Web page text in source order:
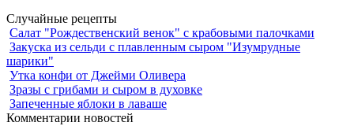
Случайные рецепты
Салат "Рождественский венок" с крабовыми палочками
Закуска из сельди с плавленным сыром "Изумрудные
шарики"
Утка конфи от Джейми Оливера
Зразы с грибами и сыром в духовке
Запеченные яблоки в лаваше
Комментарии новостей